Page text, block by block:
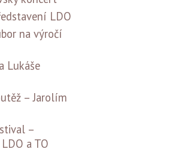
LDO
na výročí
Lukáše
– Jarolím
–
a TO